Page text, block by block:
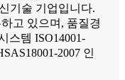
기술 기업입니다.
고 있으며, 품질경
스템 ISO14001-
2007 인